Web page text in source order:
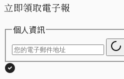
立即領取電子報
個人資訊